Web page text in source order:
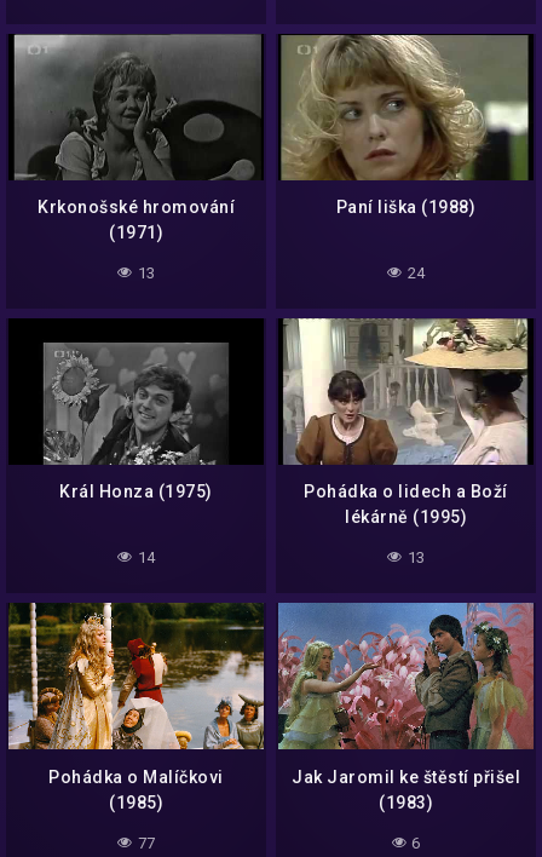
Krkonošské hromování
(1971)
13
Paní liška (1988)
24
Král Honza (1975)
14
Pohádka o lidech a Boží
lékárně (1995)
13
Pohádka o Malíčkovi
(1985)
77
Jak Jaromil ke štěstí přišel
(1983)
6